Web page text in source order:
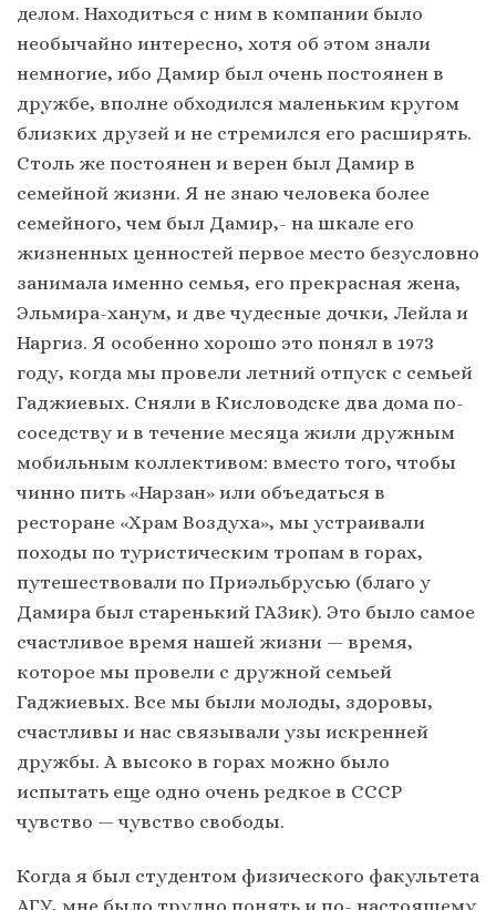
делом. Находиться с ним в компании было
необычайно интересно, хотя об этом знали
немногие, ибо Дамир был очень постоянен в
дружбе, вполне обходился маленьким кругом
близких друзей и не стремился его расширять.
Столь же постоянен и верен был Дамир в
семейной жизни. Я не знаю человека более
семейного, чем был Дамир,- на шкале его
жизненных ценностей первое место безусловно
занимала именно семья, его прекрасная жена,
Эльмира-ханум, и две чудесные дочки, Лейла и
Наргиз. Я особенно хорошо это понял в 1973
году, когда мы провели летний отпуск с семьей
Гаджиевых. Сняли в Кисловодске два дома по-
соседству и в течение месяца жили дружным
мобильным коллективом: вместо того, чтобы
чинно пить «Нарзан» или объедаться в
ресторане «Храм Воздуха», мы устраивали
походы по туристическим тропам в горах,
путешествовали по Приэльбрусью (благо у
Дамира был старенький ГАЗик). Это было самое
счастливое время нашей жизни — время,
которое мы провели с дружной семьей
Гаджиевых. Все мы были молоды, здоровы,
счастливы и нас связывали узы искренней
дружбы. А высоко в горах можно было
испытать еще одно очень редкое в СССР
чувство — чувство свободы.
Когда я был студентом физического факультета
АГУ, мне было трудно понять и по- настоящему